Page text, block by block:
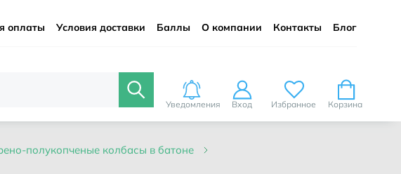
оплаты Условия доставки Баллы О компании Контакты Блог
Уведомления Вход Избранное Корзина
полукопченые колбасы в батоне